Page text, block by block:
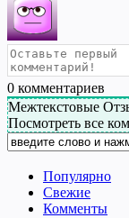
0 комментариев
Межтекстовые
Посмотреть все
Популярно
Свежие
Комменты